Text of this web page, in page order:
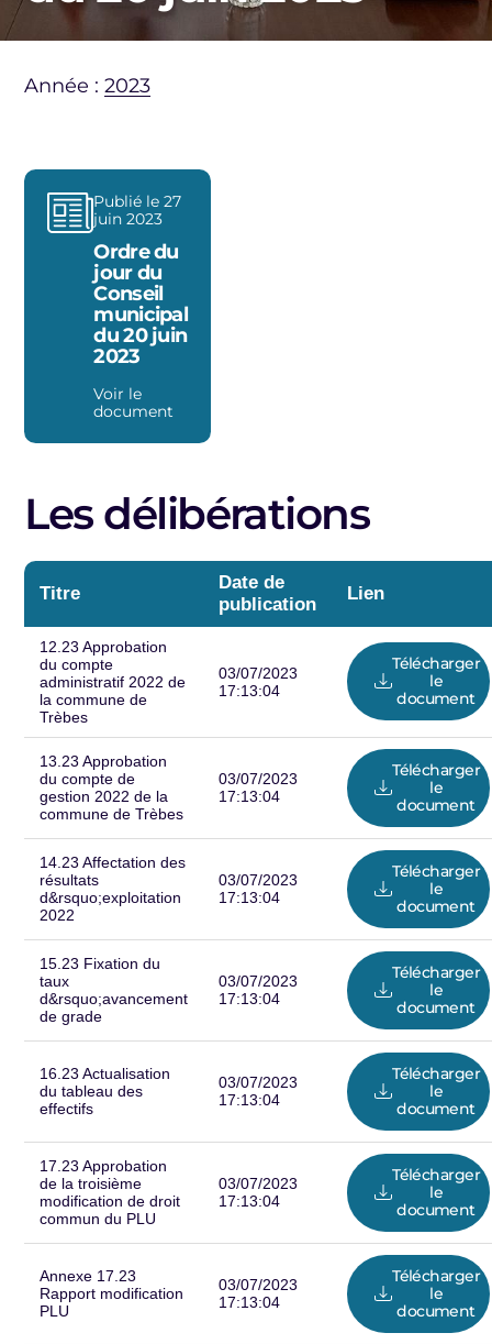
Année :2023
Publié le 27
juin 2023
Ordre du
jour du
Conseil
municipal
du 20 juin
2023
Voir le
document
Les délibérations
Titre
Date de
publication
Lien
12.23 Approbation
du compte
administratif 2022 de
la commune de
Trèbes
03/07/2023
17:13:04
Télécharger
le
document
13.23 Approbation
du compte de
gestion 2022 de la
commune de Trèbes
03/07/2023
17:13:04
Télécharger
le
document
14.23 Affectation des
résultats
d&rsquo;exploitation
2022
03/07/2023
17:13:04
Télécharger
le
document
15.23 Fixation du
taux
d&rsquo;avancement
de grade
03/07/2023
17:13:04
Télécharger
le
document
16.23 Actualisation
du tableau des
effectifs
03/07/2023
17:13:04
Télécharger
le
document
17.23 Approbation
de la troisième
modification de droit
commun du PLU
03/07/2023
17:13:04
Télécharger
le
document
Annexe 17.23
Rapport modification
PLU
03/07/2023
17:13:04
Télécharger
le
document